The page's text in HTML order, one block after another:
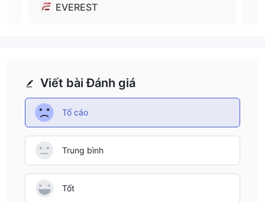
EVEREST
Viết bài Đánh giá
Tố cáo
Trung bình
Tốt